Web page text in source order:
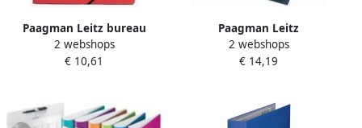
Paagman Leitz bureau
sorteermap karton ft A4 12
tabs rood
2 webshops
€ 10,61
Paagman Leitz
handtekenmap 20 vakken
blauw
2 webshops
€ 14,19